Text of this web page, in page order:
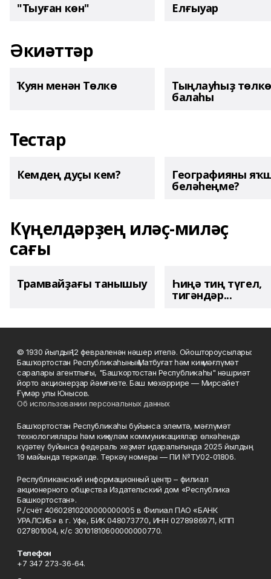
"Тыуған көн" Елғыуар
Әкиәттәр
Ҡуян менән Төлкө Тыңлауһыҙ төлкө
балаһы
Тестар
Кемдең дуҫы кем? Географияны
беләһеңме?
Күңелдәрҙең иләҫ-миләҫ
сағы
Трамвайҙағы танышыу Һиңә тиң түгел,
тигәндәр...
© 1930 йылдың 12 февраленән нәшер ителә. Ойоштороусылары:
Башҡортостан Республикаһының Матбуғат һәм киң мәғлүмәт
саралары агентлығы, "Башҡортостан Республикаһы" нәшриәт
йорто акционерҙар йәмғиәте. Баш мөхәррире — Мирсәйет
Ғүмәр улы Юнысов.
Об использовании персональных данных
Башҡортостан Республикаһы буйынса элемтә, мәғлүмәт
технологиялары һәм киңкүләм коммуникациялар өлкәһендә
күҙәтеү буйынса федераль хеҙмәт идаралығында 2025 йылдың
19 майында теркәлде. Теркәү номеры — ПИ №ТУ02-01806.
Республиканский информационный центр – филиал
акционерного общества Издательский дом «Республика
Башкортостан».
Р./счёт 40602810200000000005 в Филиал ПАО «БАНК
УРАЛСИБ» в г. Уфе, БИК 048073770, ИНН 0278986971, КПП
027801004, к/с 30101810600000000770.
Телефон
+7 347 273-36-64.